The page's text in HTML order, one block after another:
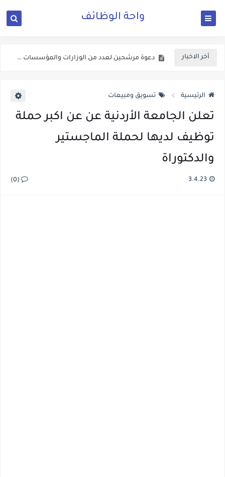
واحة الوظائف
أخر الاخبار
اعلان تجنيد صادر عن القيادة العامة للقوات المسلحة الاردنية
دعوة مرشحين لعدد من الوزارات والمؤسسات الحكومية في الاردن لغايات الامتحان التنافسي
الرئيسية تسويق ومبيعات
تعلن الجامعة الأردنية عن عن اكبر حملة
توظيف لديها لحملة الماجستير
والدكتوراة
(0)